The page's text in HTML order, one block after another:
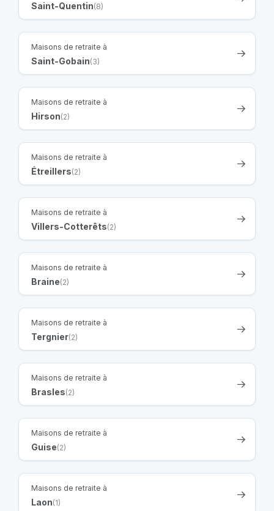
Saint-Quentin(8)
Maisons de retraite à
Saint-Gobain(3)
Maisons de retraite à
Hirson(2)
Maisons de retraite à
Étreillers(2)
Maisons de retraite à
Villers-Cotterêts(2)
Maisons de retraite à
Braine(2)
Maisons de retraite à
Tergnier(2)
Maisons de retraite à
Brasles(2)
Maisons de retraite à
Guise(2)
Maisons de retraite à
Laon(1)